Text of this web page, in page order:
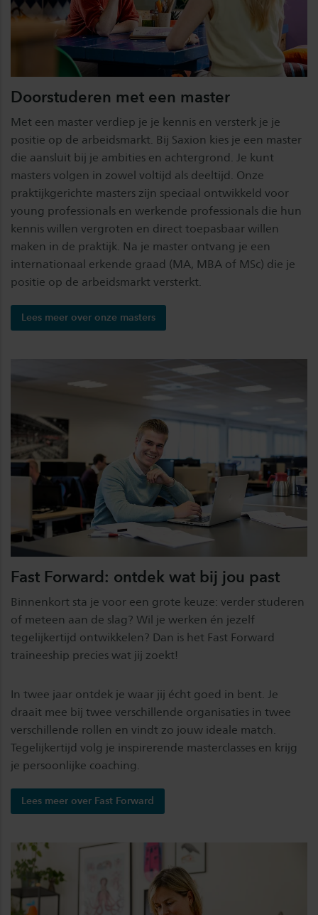
Doorstuderen met een master
Met een master verdiep je je kennis en versterk je je
positie op de arbeidsmarkt. Bij Saxion kies je een master
die aansluit bij je ambities en achtergrond. Je kunt
masters volgen in zowel voltijd als deeltijd. Onze
praktijkgerichte masters zijn speciaal ontwikkeld voor
young professionals en werkende professionals die hun
kennis willen vergroten en direct toepasbaar willen
maken in de praktijk. Na je master ontvang je een
internationaal erkende graad (MA, MBA of MSc) die je
positie op de arbeidsmarkt versterkt.
Lees meer over onze masters
Fast Forward: ontdek wat bij jou past
Binnenkort sta je voor een grote keuze: verder studeren
of meteen aan de slag? Wil je werken én jezelf
tegelijkertijd ontwikkelen? Dan is het Fast Forward
traineeship precies wat jij zoekt!
In twee jaar ontdek je waar jij écht goed in bent. Je
draait mee bij twee verschillende organisaties in twee
verschillende rollen en vindt zo jouw ideale match.
Tegelijkertijd volg je inspirerende masterclasses en krijg
je persoonlijke coaching.
Lees meer over Fast Forward